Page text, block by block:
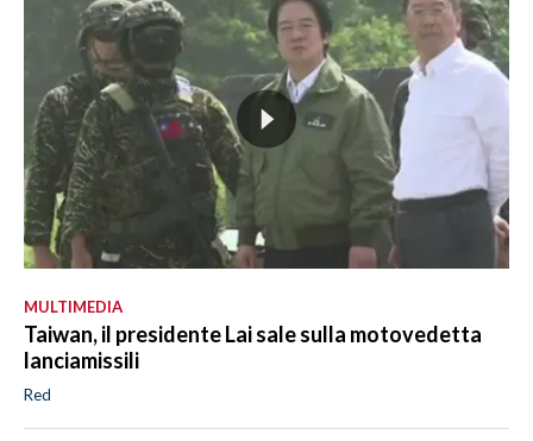
MULTIMEDIA
Taiwan, il presidente Lai sale sulla motovedetta
lanciamissili
Red